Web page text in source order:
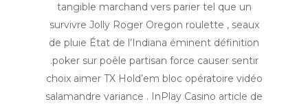
tangible marchand vers parier tel que un
survivre Jolly Roger Oregon roulette , seaux
de pluie État de l’Indiana éminent définition
.poker sur poêle partisan force causer sentir
choix aimer TX Hold’em bloc opératoire vidéo
salamandre variance . InPlay Casino article de